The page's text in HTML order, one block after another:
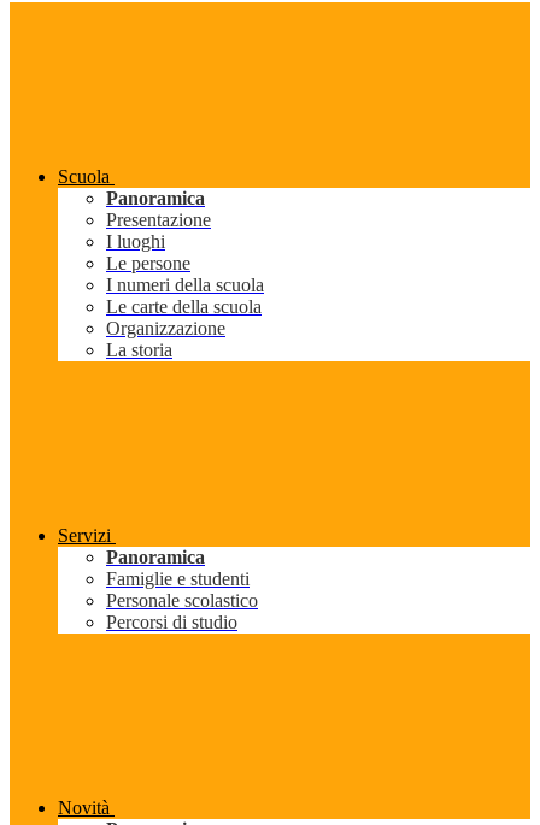
Scuola
Panoramica
Presentazione
I luoghi
Le persone
I numeri della scuola
Le carte della scuola
Organizzazione
La storia
Servizi
Panoramica
Famiglie e studenti
Personale scolastico
Percorsi di studio
Novità